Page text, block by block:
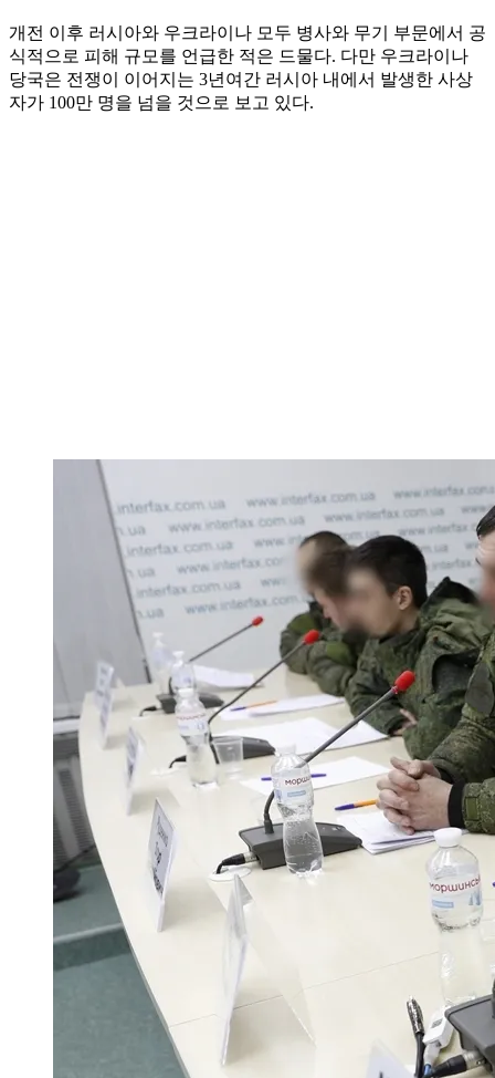
개전 이후 러시아와 우크라이나 모두 병사와 무기 부문에서 공
식적으로 피해 규모를 언급한 적은 드물다. 다만 우크라이나
당국은 전쟁이 이어지는 3년여간 러시아 내에서 발생한 사상
자가 100만 명을 넘을 것으로 보고 있다.